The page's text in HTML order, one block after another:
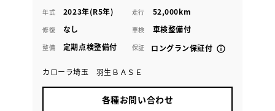
年式 2023年(R5年) 走行 52,000km
修復 なし 車検 車検整備付
整備 定期点検整備付 保証 ロングラン保証付
カローラ埼玉 羽生ＢＡＳＥ
各種お問い合わせ